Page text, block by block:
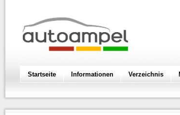
Startseite Informationen Verzeichnis